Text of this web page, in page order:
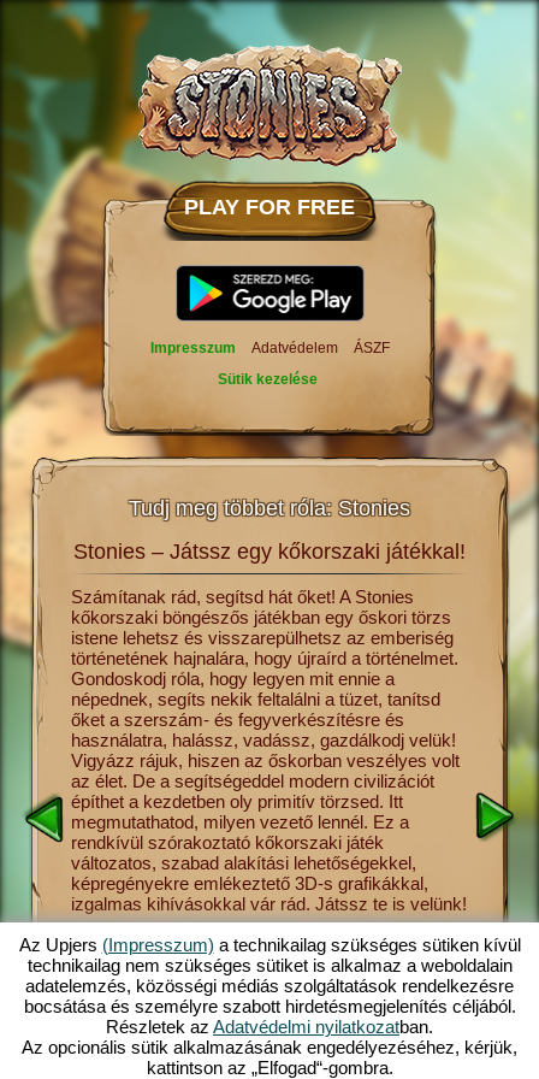
PLAY FOR FREE
Impresszum Adatvédelem
ÁSZF
Sütik kezelése
Tudj meg többet róla: Stonies
a
csak
más
el a
Tudj
Stonies – Játssz egy kőkorszaki játékkal!
Számítanak rád, segítsd hát őket! A Stonies
kőkorszaki böngészős játékban egy őskori törzs
istene lehetsz és visszarepülhetsz az emberiség
történetének hajnalára, hogy újraírd a történelmet.
Gondoskodj róla, hogy legyen mit ennie a
népednek, segíts nekik feltalálni a tüzet, tanítsd
őket a szerszám- és fegyverkészítésre és
használatra, halássz, vadássz, gazdálkodj velük!
Vigyázz rájuk, hiszen az őskorban veszélyes volt
az élet. De a segítségeddel modern civilizációt
építhet a kezdetben oly primitív törzsed. Itt
megmutathatod, milyen vezető lennél. Ez a
rendkívül szórakoztató kőkorszaki játék
változatos, szabad alakítási lehetőségekkel,
képregényekre emlékeztető 3D-s grafikákkal,
izgalmas kihívásokkal vár rád. Játssz te is velünk!
ha úgy
ebben
a
vallást,
Stonies
a
törzsed
Az Upjers (Impresszum) a technikailag szükséges sütiken kívül
technikailag nem szükséges sütiket is alkalmaz a weboldalain
adatelemzés, közösségi médiás szolgáltatások rendelkezésre
bocsátása és személyre szabott hirdetésmegjelenítés céljából.
Részletek az Adatvédelmi nyilatkozatban.
Az opcionális sütik alkalmazásának engedélyezéséhez, kérjük,
kattintson az „Elfogad“-gombra.